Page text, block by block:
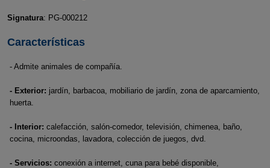
Signatura: PG-000212
Características
- Admite animales de compañía.
- Exterior: jardín, barbacoa, mobiliario de jardín, zona de aparcamiento,
huerta.
- Interior: calefacción, salón-comedor, televisión, chimenea, baño,
cocina, microondas, lavadora, colección de juegos, dvd.
- Servicios: conexión a internet, cuna para bebé disponible,